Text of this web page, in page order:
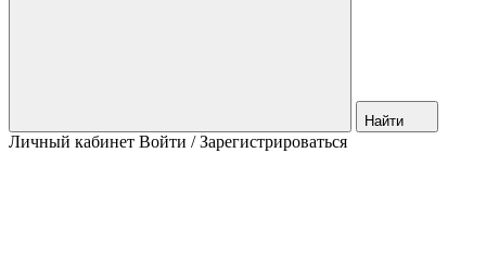
Найти
Личный кабинет Войти / Зарегистрироваться